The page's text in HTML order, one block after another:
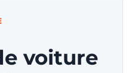
voiture